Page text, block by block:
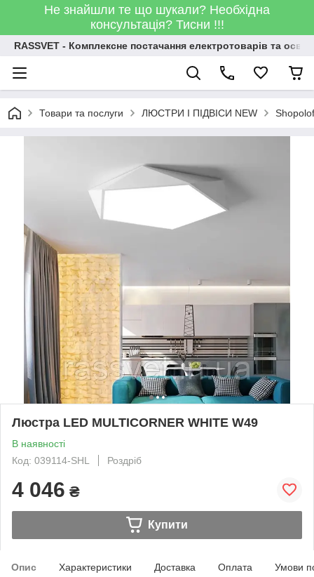
Не знайшли те що шукали? Необхідна
консультація? Тисни !!!
RASSVET - Комплексне постачання електротоварів та
Товари та послуги ЛЮСТРИ І ПІДВІСИ NEW
Люстра LED MULTICORNER WHITE W49
В наявності
Код: 039114-SHL
Роздріб
4 046 ₴
Купити
Опис Характеристики Доставка Оплата Умови